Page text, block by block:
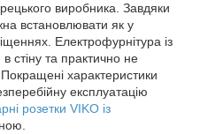
виробника. Завдяки
встановлювати як у
Електрофурнітура із
стіну та практично не
характеристики
експлуатацію
розетки VIKO із